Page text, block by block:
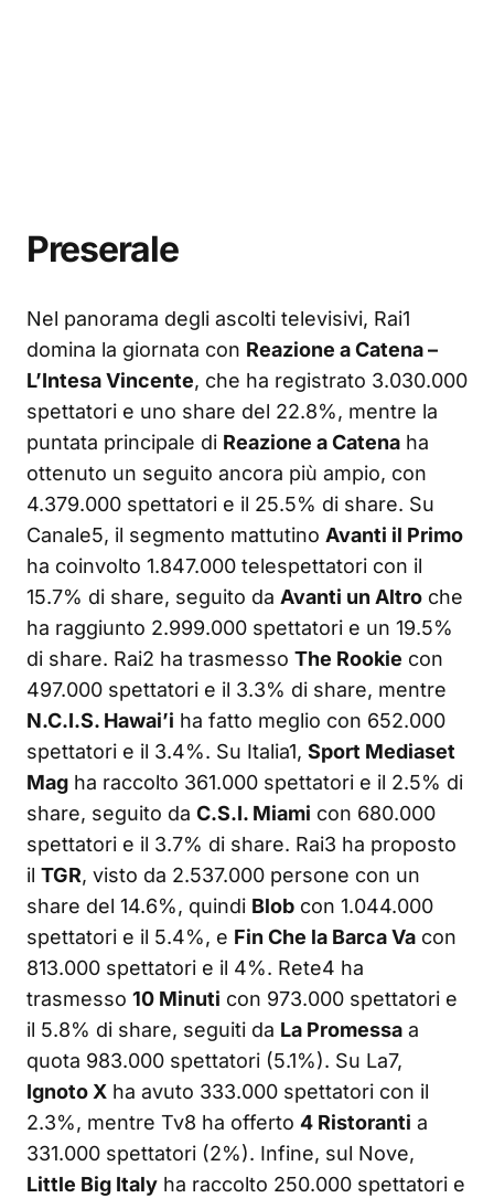
Preserale
Nel panorama degli ascolti televisivi, Rai1
domina la giornata con Reazione a Catena –
L’Intesa Vincente, che ha registrato 3.030.000
spettatori e uno share del 22.8%, mentre la
puntata principale di Reazione a Catena ha
ottenuto un seguito ancora più ampio, con
4.379.000 spettatori e il 25.5% di share. Su
Canale5, il segmento mattutino Avanti il Primo
ha coinvolto 1.847.000 telespettatori con il
15.7% di share, seguito da Avanti un Altro che
ha raggiunto 2.999.000 spettatori e un 19.5%
di share. Rai2 ha trasmesso The Rookie con
497.000 spettatori e il 3.3% di share, mentre
N.C.I.S. Hawai’i ha fatto meglio con 652.000
spettatori e il 3.4%. Su Italia1, Sport Mediaset
Mag ha raccolto 361.000 spettatori e il 2.5% di
share, seguito da C.S.I. Miami con 680.000
spettatori e il 3.7% di share. Rai3 ha proposto
il TGR, visto da 2.537.000 persone con un
share del 14.6%, quindi Blob con 1.044.000
spettatori e il 5.4%, e Fin Che la Barca Va con
813.000 spettatori e il 4%. Rete4 ha
trasmesso 10 Minuti con 973.000 spettatori e
il 5.8% di share, seguiti da La Promessa a
quota 983.000 spettatori (5.1%). Su La7,
Ignoto X ha avuto 333.000 spettatori con il
2.3%, mentre Tv8 ha offerto 4 Ristoranti a
331.000 spettatori (2%). Infine, sul Nove,
Little Big Italy ha raccolto 250.000 spettatori e